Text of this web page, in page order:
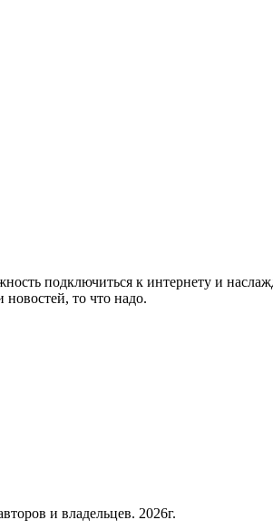
подключиться к интернету и
то что надо.
и владельцев. 2026г.